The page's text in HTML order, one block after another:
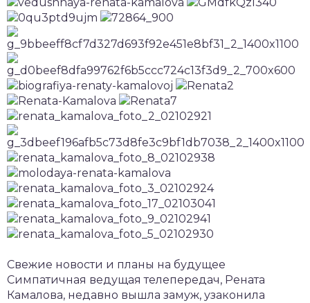
Свежие новости и планы на будущее
Симпатичная ведущая телепередач, Рената
Камалова, недавно вышла замуж, узаконила